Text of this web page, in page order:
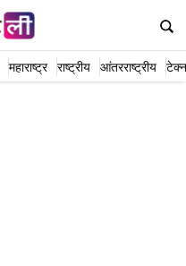
महाराष्ट्र राष्ट्रीय आंतरराष्ट्रीय